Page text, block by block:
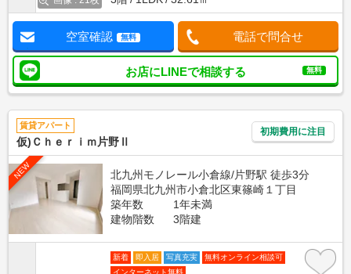
空室確認 無料 電話で問合せ
お店にLINEで相談する 無料
賃貸アパート
仮)Ｃｈｅｒｉｍ片野Ⅱ
初期費用に注目
NEW
北九州モノレール小倉線/片野駅 徒歩3分
福岡県北九州市小倉北区東篠崎１丁目
築年数
1年未満
建物階数
3階建
新着 即入居 写真充実
無料オンライン相談可
インターネット無料